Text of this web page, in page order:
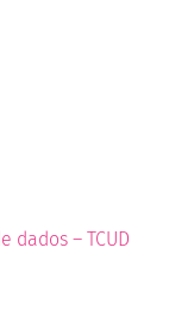
dados – TCUD